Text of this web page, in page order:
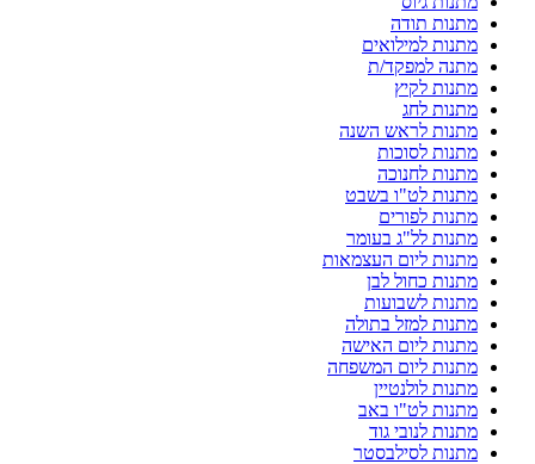
מתנות תודה
מתנות למילואים
מתנה למפקד/ת
מתנות לקיץ
מתנות לחג
מתנות לראש השנה
מתנות לסוכות
מתנות לחנוכה
מתנות לט"ו בשבט
מתנות לפורים
מתנות לל"ג בעומר
מתנות ליום העצמאות
מתנות כחול לבן
מתנות לשבועות
מתנות למזל בתולה
מתנות ליום האישה
מתנות ליום המשפחה
מתנות לולנטיין
מתנות לט"ו באב
מתנות לנובי גוד
מתנות לסילבסטר